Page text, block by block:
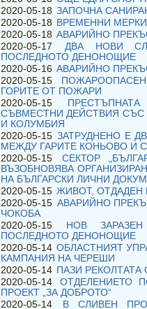
2020-05-18 ЗАПОЧНА
2020-05-18 ВРЕМЕННИ
2020-05-18 АВАРИЙНО
2020-05-17
ДВА НОВИ
ПОСЛЕДНОТО ДЕНОНОЩИЕ
2020-05-16 АВАРИЙНО
2020-05-15
ГОРИТЕ ОТ ПОЖАРИ
2020-05-15
СЪВМЕСТНИ ДЕЙСТВИЯ СЪС
И КОЛУМБИЯ
2020-05-15 ЗАТРУДНЕНО Е
МЕЖДУ ГАРИТЕ КОНЬОВО И
2020-05-15
СЕКТОР
ВЪЗОБНОВЯВА
НА БЪЛГАРСКИ ЛИЧНИ
2020-05-15 ЖИВОТ, ОТДАДЕН
2020-05-15 АВАРИЙНО
ЧОКОБА
2020-05-15
НОВ
ПОСЛЕДНОТО ДЕНОНОЩИЕ
2020-05-14 ОБЛАСТНИЯТ
КАМПАНИЯ НА ЧЕРЕШИ
2020-05-14 ПАЗИ
2020-05-14
ОТДЕЛЕНИЕТО
ПРОЕКТ „ЗА ДОБРОТО“
2020-05-14
В СЛИВEН